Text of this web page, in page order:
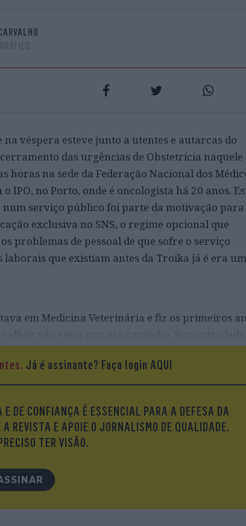
véspera esteve junto a utentes e autarcas do
das urgências de Obstetrícia naquele
horas na sede da Federação Nacional dos
IPO, no Porto, onde é oncologista há 20 anos.
serviço público foi parte da motivação para
exclusiva no SNS, o regime opcional que
problemas de pessoal de que sofre o serviço
que existiam antes da Troika já é era um
em Medicina Veterinária e fiz os primeiros
não seria por aí o caminho. Por outro lado,
talvez a medicina humana fizesse mais
num serviço público.
Já é assinante? Faça login AQUI
DE CONFIANÇA É ESSENCIAL PARA A DEFESA DA
REVISTA E APOIE O JORNALISMO DE QUALIDADE.
TER VISÃO.